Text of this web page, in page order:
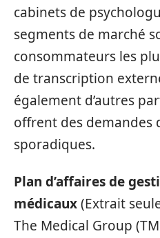
cabinets de
segments de marché
consommateurs les
de transcription
également d’autres
offrent des demandes
sporadiques.
Plan d’affaires de
médicaux(Extrait
The Medical Group